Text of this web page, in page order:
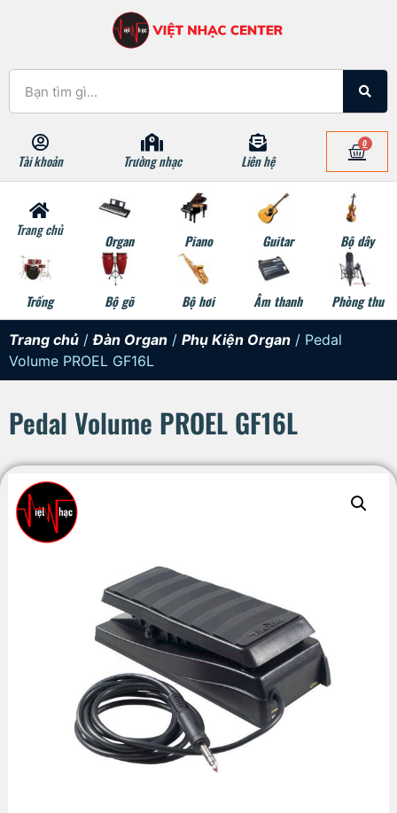
Tài khoản Trường nhạc Liên hệ
0
Trang chủ
Organ Piano Guitar Bộ dây
Trống Bộ gõ Bộ hơi Âm thanh Phòng thu
Trang chủ /Đàn Organ / Phụ Kiện Organ / Pedal
Volume PROEL GF16L
Pedal Volume PROEL GF16L